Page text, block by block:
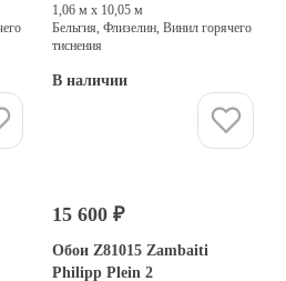
1,06 м х 10,05 м
Бельгия, Флизелин, Винил горячего
тиснения
В наличии
15 600 ₽
Обои Z81015 Zambaiti
Philipp Plein 2